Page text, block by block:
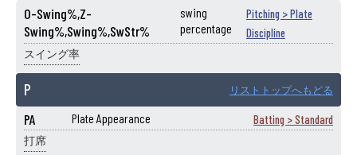
O-Swing%,Z-
Swing%,Swing%,SwStr%
swing
percentage
Pitching > Plate
Discipline
スイング率
P リストトップへもどる
PA Plate Appearance Batting > Standard
打席